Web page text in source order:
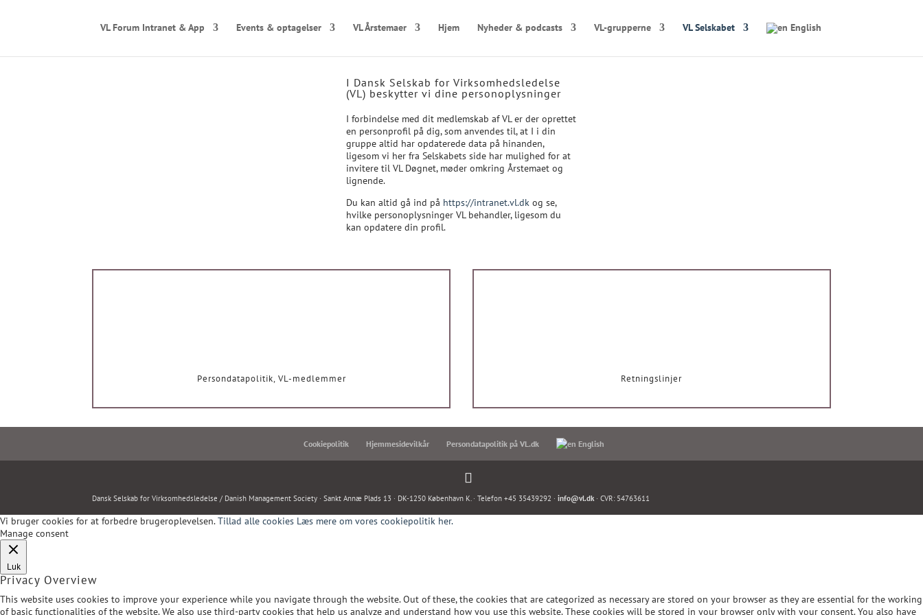
VL Forum Intranet & App Events & optagelser VL Årstemaer Hjem Nyheder & podcasts VL-grupperne VL Selskabet English
I Dansk Selskab for Virksomhedsledelse
(VL) beskytter vi dine personoplysninger
I forbindelse med dit medlemskab af VL er der oprettet
en personprofil på dig, som anvendes til, at I i din
gruppe altid har opdaterede data på hinanden,
ligesom vi her fra Selskabets side har mulighed for at
invitere til VL Døgnet, møder omkring Årstemaet og
lignende.
Du kan altid gå ind på https://intranet.vl.dkog se,
hvilke personoplysninger VL behandler, ligesom du
kan opdatere din profil.
Persondatapolitik, VL-medlemmer Retningslinjer
Cookiepolitik Hjemmesidevilkår Persondatapolitik på VL.dk English
Dansk Selskab for Virksomhedsledelse / Danish Management Society · Sankt Annæ Plads 13 · DK-1250 København K. · Telefon +45 35439292 ·info@vl.dk · CVR: 54763611
Vi bruger cookies for at forbedre brugeroplevelsen.Tillad alle cookies Læs mere om vores cookiepolitik her.
Manage consent
Luk
Privacy Overview
This website uses cookies to improve your experience while you navigate through the website. Out of these, the cookies that are categorized as necessary are stored on your browser as they are essential for the working
of basic functionalities of the website. We also use third-party cookies that help us analyze and understand how you use this website. These cookies will be stored in your browser only with your consent. You also have